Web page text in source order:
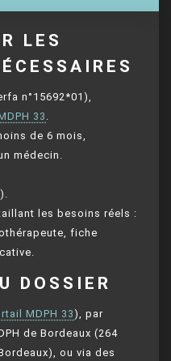
LES
n°15692*01),
33
de 6 mois,
médecin.
les besoins réels :
fiche
DOSSIER
MDPH 33), par
de Bordeaux (264
ou via des